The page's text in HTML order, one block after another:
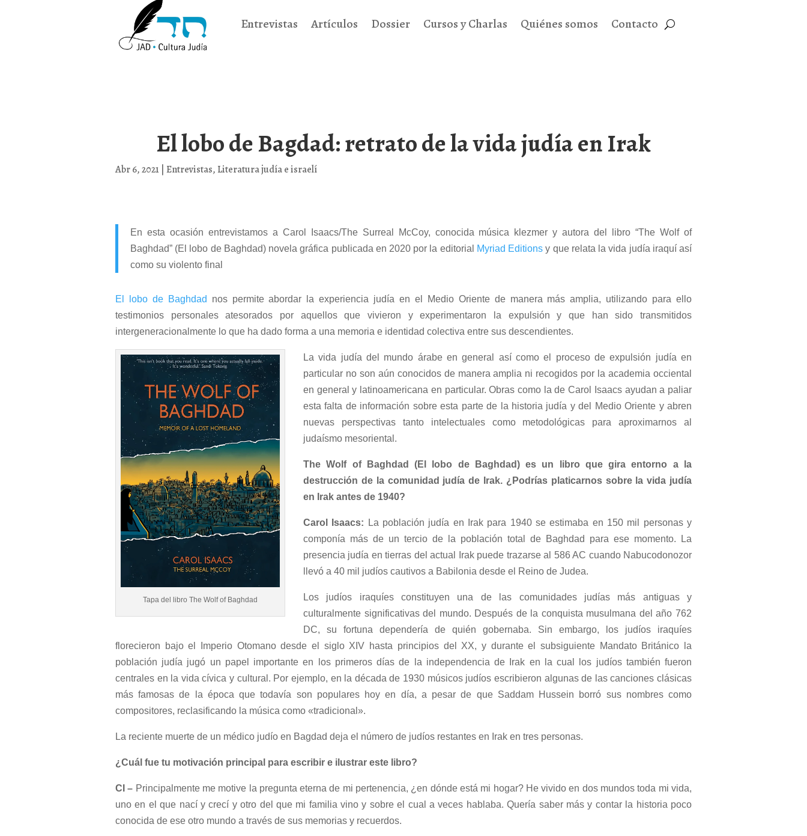
Entrevistas Artículos Dossier Cursos y Charlas Quiénes somos Contacto
El lobo de Bagdad: retrato de la vida judía en Irak
Abr 6, 2021 Entrevistas, Literatura judía e israelí
En esta ocasión entrevistamos a Carol Isaacs/The Surreal McCoy, conocida música klezmer y autora del libro “The Wolf of
Baghdad” (El lobo de Baghdad) novela gráfica publicada en 2020 por la editorial
Myriad Editions y que relata la vida judía iraquí así
como su violento final
El lobo de Baghdad
nos permite abordar la experiencia judía en el Medio Oriente de manera más amplia, utilizando para ello
testimonios personales atesorados por aquellos que vivieron y experimentaron la expulsión y que han sido transmitidos
intergeneracionalmente lo que ha dado forma a una memoria e identidad colectiva entre sus descendientes.
Tapa del libro The Wolf of Baghdad
La vida judía del mundo árabe en general así como el proceso de expulsión judía en
particular no son aún conocidos de manera amplia ni recogidos por la academia occiental
en general y latinoamericana en particular. Obras como la de Carol Isaacs ayudan a paliar
esta falta de información sobre esta parte de la historia judía y del Medio Oriente y abren
nuevas perspectivas tanto intelectuales como metodológicas para aproximarnos al
judaísmo mesoriental.
The Wolf of Baghdad (El lobo de Baghdad) es un libro que gira entorno a la
destrucción de la comunidad judía de Irak. ¿Podrías platicarnos sobre la vida judía
en Irak antes de 1940?
Carol Isaacs: La población judía en Irak para 1940 se estimaba en 150 mil personas y
componía más de un tercio de la población total de Baghdad para ese momento. La
presencia judía en tierras del actual Irak puede trazarse al 586 AC cuando Nabucodonozor
llevó a 40 mil judíos cautivos a Babilonia desde el Reino de Judea.
Los judíos iraquíes constituyen una de las comunidades judías más antiguas y
culturalmente significativas del mundo. Después de la conquista musulmana del año 762
DC, su fortuna dependería de quién gobernaba. Sin embargo, los judíos iraquíes
florecieron bajo el Imperio Otomano desde el siglo XIV hasta principios del XX, y durante el subsiguiente Mandato Británico la
población judía jugó un papel importante en los primeros días de la independencia de Irak en la cual los judíos también fueron
centrales en la vida cívica y cultural. Por ejemplo, en la década de 1930 músicos judíos escribieron algunas de las canciones clásicas
más famosas de la época que todavía son populares hoy en día, a pesar de que Saddam Hussein borró sus nombres como
compositores, reclasificando la música como «tradicional».
La reciente muerte de un médico judío en Bagdad deja el número de judíos restantes en Irak en tres personas.
¿Cuál fue tu motivación principal para escribir e ilustrar este libro?
CI – Principalmente me motive la pregunta eterna de mi pertenencia, ¿en dónde está mi hogar? He vivido en dos mundos toda mi vida,
uno en el que nací y crecí y otro del que mi familia vino y sobre el cual a veces hablaba. Quería saber más y contar la historia poco
conocida de ese otro mundo a través de sus memorias y recuerdos.